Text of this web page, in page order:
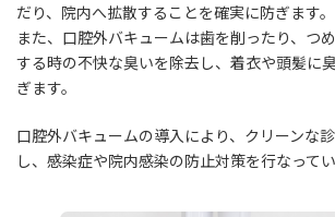
だり、院内へ拡散することを確実に防ぎます。
また、口腔外バキュームは歯を削ったり、つ
する時の不快な臭いを除去し、着衣や頭髪に
ぎます。
口腔外バキュームの導入により、クリーンな
し、感染症や院内感染の防止対策を行なってい